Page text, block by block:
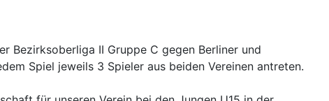
Bezirksoberliga II Gruppe C gegen Berliner und
Spiel jeweils 3 Spieler aus beiden Vereinen antreten.